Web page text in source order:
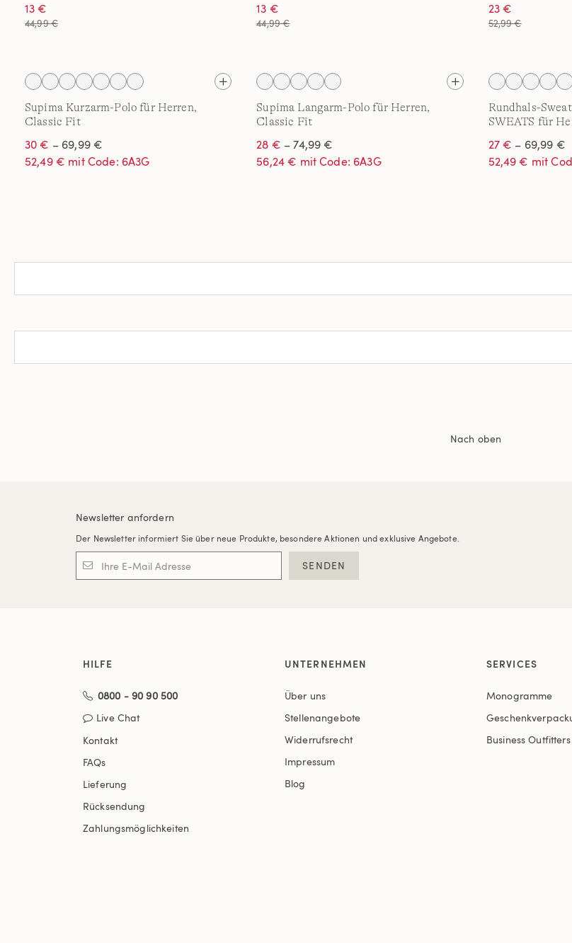
13 €
44,99 €
13 €
44,99 €
23 €
52,99 €
Supima Kurzarm-Polo für Herren,
Classic Fit
30 € – 69,99 €
52,49 € mit Code: 6A3G
Supima Langarm-Polo für Herren,
Classic Fit
28 € – 74,99 €
56,24 € mit Code: 6A3G
Rundhals-
SWEATS für
27 € – 69,99 €
52,49 € mit
Nach oben
Newsletter anfordern
Der Newsletter informiert Sie über neue Produkte, besondere Aktionen und exklusive Angebote.
SENDEN
HILFE
0800 - 90 90 500
Live Chat
Kontakt
FAQs
Lieferung
Rücksendung
Zahlungsmöglichkeiten
UNTERNEHMEN
Über uns
Stellenangebote
Widerrufsrecht
Impressum
Blog
SERVICES
Monogramme
Business Outfitters